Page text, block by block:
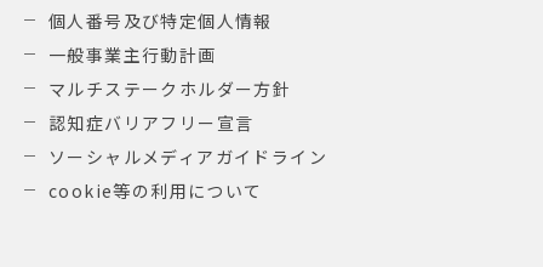
個人番号及び特定個人情報
一般事業主行動計画
マルチステークホルダー方針
認知症バリアフリー宣言
ソーシャルメディアガイドライン
cookie等の利用について